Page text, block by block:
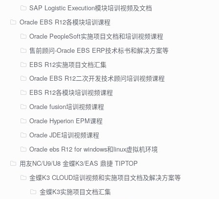
SAP Logistic Execution模块培训视频及文档
Oracle EBS R12各模块培训课程
Oracle PeopleSoft实施项目文档和培训视频课程
售前顾问-Oracle EBS ERP技术标书和解决方案等
EBS R12实施项目文档汇集
Oracle EBS R12二次开发技术顾问培训视频课程
EBS R12各模块培训视频课程
Oracle fusion培训视频课程
Oracle Hyperion EPM课程
Oracle JDE培训视频课程
Oracle ebs R12 for windows和linux虚拟机环境
用友NC/U9/U8 金蝶K3/EAS 鼎捷 TIPTOP
金蝶K3 CLOUD培训视频和实施项目文档及解决方案等
金蝶K3实施项目文档汇集